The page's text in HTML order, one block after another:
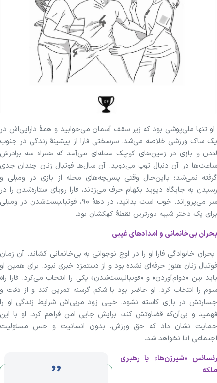
او تنها ملی‌پوشی بود که زیر سقف آسمان می‌خوابید و همهٔ دارایی‌اش در
یک ساک ورزشی خلاصه می‌شد. سرسختی فارا از پیشینهٔ زندگی در جنوب
لندن و بازی در زمین‌های کوچک محله‌ای می‌آمد که همراه سه برادرش
ساعت‌ها در آن دنبال توپ می‌دوید. آن سال‌ها فوتبال زنان چندان جدی
گرفته نمی‌شد؛ بااین‌حال وقتی پسربچه‌های محله از بازی در ومبلی و
رسیدن به جایگاه دیوید بکهام حرف می‌زدند، فارا رویای ستاره‌شدن را در
سر می‌پروراند. خوب است بدانید، در دههٔ ۹۰، فوتبالیست‌شدن در ومبلی
برای یک دختر شبیه دورترین نقطهٔ کهکشان بود.
بحران بی‌خانمانی و امداد‌های غیبی
بحران خانوادگی فارا او را در اوج نوجوانی به بی‌خانمانی کشاند. آن زمان
فوتبال زنان هنوز حرفه‌ای نشده بود و از دستمزد خبری نبود. برای همین او
باید بین «دوام‌آوردن» و «فوتبالیست‌شدن» یکی را انتخاب می‌کرد. فارا راه
سوم را انتخاب کرد. او حاضر بود با شکم گرسنه تمرین کند و از دقت و
جسارتش در بازی کاسته نشود. خیلی زود مربی‌اش شرایط زندگی او را
فهمید و بی‌آن‌که قضاوتش کند، برایش جایی امن فراهم کرد. او با این
حمایت نشان داد که حق ورزش، بدون انسانیت و حس مسئولیت
اجتماعی ادا نخواهد شد.
رنسانس «شیرزن‌ها» با رهبری
ملکه